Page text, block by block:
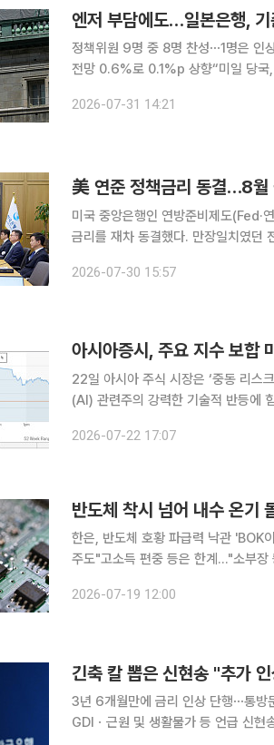
엔저 부담에도…일본은행,
정책위원 9명 중 8명 찬성⋯1명은 인
전망 0.6%로 0.1%p 상향“미일 당국, 전날 이례적
물가를 예상보다 더 끌어올릴 수 있다
2026-07-31 14:21
美 연준 정책금리 동결…8월
미국 중앙은행인 연방준비제도(Fed·
금리를 재차 동결했다. 만장일치였던
가중됐다는 분석이 나온다. 한국은행
2026-07-30 15:57
아시아증시, 주요 지수 보
22일 아시아 주식 시장은 ‘중동 리스
(AI) 관련주의 강력한 기술적 반등에 힘입어 전
었다. 전날 뉴욕 증시에서 필라델
2026-07-22 17:07
반도체 착시 넘어 내수 온기
한은, 반도체 호황 파급력 낙관 'BOK
주도"고소득 편중 등은 한계…"소부장 등 생태계 확장해야" 한
업의 역대급 호황이 정점에 달했다는
2026-07-19 12:00
긴축 칼 뽑은 신현송 "추가
3년 6개월만에 금리 인상 단행⋯통방
GDIㆍ근원 및 생활물가 등 언급 신현송 한국은행 총재가 취임 석 달 만에 긴축의 칼을 뽑아들었다.